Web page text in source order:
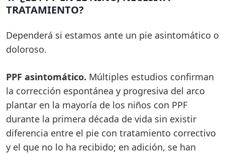
TRATAMIENTO?
Dependerá si estamos ante un pie asintomático o
doloroso.
PPF asintomático. Múltiples estudios confirman
la corrección espontánea y progresiva del arco
plantar en la mayoría de los niños con PPF
durante la primera década de vida sin existir
diferencia entre el pie con tratamiento correctivo
y el que no lo ha recibido; en adición, se han